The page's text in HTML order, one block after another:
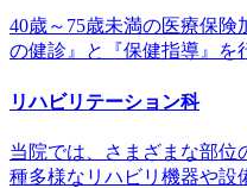
40歳～75歳未満の医療保
の健診』と『保健指導』を
リハビリテーション科
当院では、さまざまな部位
種多様なリハビリ機器や設